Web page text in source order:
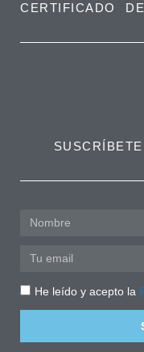
CERTIFICADO
He leído y acepto la